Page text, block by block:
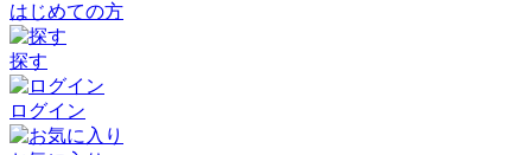
はじめての方
探す
ログイン